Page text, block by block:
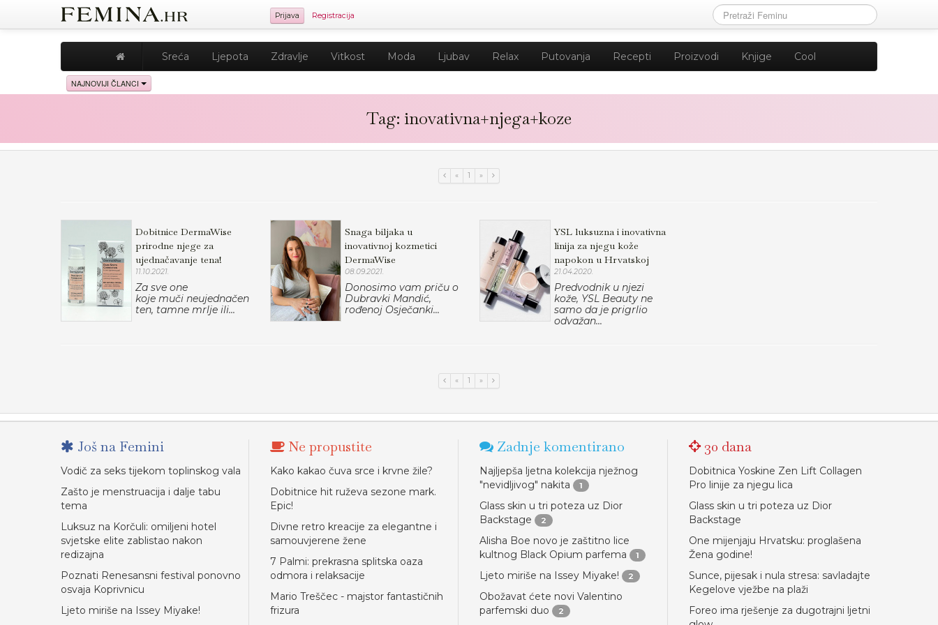
Prijava Registracija
Sreća Ljepota Zdravlje Vitkost Moda Ljubav Relax Putovanja Recepti Proizvodi Knjige Cool
NAJNOVIJI ČLANCI
Tag: inovativna+njega+koze
« 1 »
Dobitnice DermaWise
prirodne njege za
ujednačavanje tena!
11.10.2021.
Za sve one
koje muči neujednačen
ten, tamne mrlje ili...
Snaga biljaka u
inovativnoj kozmetici
DermaWise
08.09.2021.
Donosimo vam priču o
Dubravki Mandić,
rođenoj Osječanki...
YSL luksuzna i inovativna
linija za njegu kože
napokon u Hrvatskoj
21.04.2020.
Predvodnik u njezi
kože, YSL Beauty ne
samo da je prigrlio
odvažan...
« 1 »
Još na Femini
Vodič za seks tijekom toplinskog vala
Zašto je menstruacija i dalje tabu
tema
Luksuz na Korčuli: omiljeni hotel
svjetske elite zablistao nakon
redizajna
Poznati Renesansni festival ponovno
osvaja Koprivnicu
Ljeto miriše na Issey Miyake!
Ne propustite
Kako kakao čuva srce i krvne žile?
Dobitnice hit ruževa sezone mark.
Epic!
Divne retro kreacije za elegantne i
samouvjerene žene
7 Palmi: prekrasna splitska oaza
odmora i relaksacije
Mario Treščec - majstor fantastičnih
frizura
Zadnje komentirano
Najljepša ljetna kolekcija nježnog
"nevidljivog" nakita
1
Glass skin u tri poteza uz Dior
Backstage
2
Alisha Boe novo je zaštitno lice
kultnog Black Opium parfema
1
Ljeto miriše na Issey Miyake! 2
Obožavat ćete novi Valentino
parfemski duo
2
30 dana
Dobitnica Yoskine Zen Lift Collagen
Pro linije za njegu lica
Glass skin u tri poteza uz Dior
Backstage
One mijenjaju Hrvatsku: proglašena
Žena godine!
Sunce, pijesak i nula stresa: savladajte
Kegelove vježbe na plaži
Foreo ima rješenje za dugotrajni ljetni